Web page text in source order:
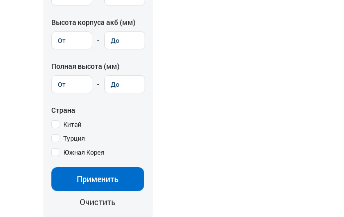
Высота корпуса акб (мм)
-
Полная высота (мм)
-
Страна
Китай
Турция
Южная Корея
Применить
Очистить